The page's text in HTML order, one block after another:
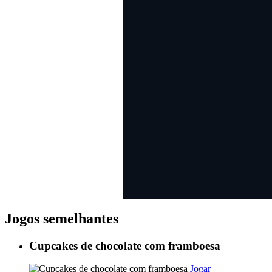
Jogos semelhantes
Cupcakes de chocolate com framboesa
Jogar